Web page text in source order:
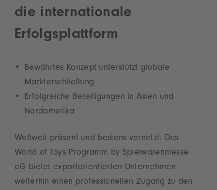
die internationale
Erfolgsplattform
Bewährtes Konzept unterstützt globale
Markterschließung
Erfolgreiche Beteiligungen in Asien und
Nordamerika
Weltweit präsent und bestens vernetzt: Das
World of Toys Programm by Spielwarenmesse
eG bietet exportorientierten Unternehmen
weiterhin einen professionellen Zugang zu den